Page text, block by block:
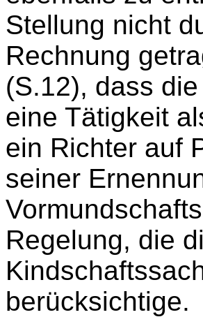
Stellung nicht
Rechnung
(S.12), dass
eine Tätigkeit
ein Richter auf
seiner
Regelung, die
berücksichtige.